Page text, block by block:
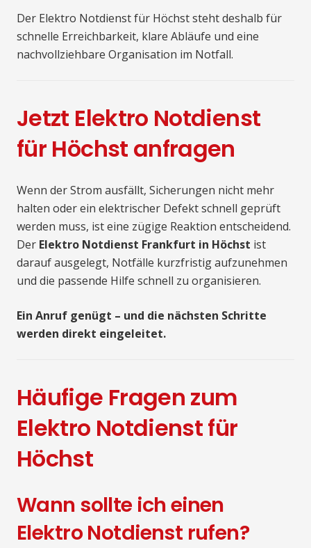
Der Elektro Notdienst für Höchst steht deshalb für
schnelle Erreichbarkeit, klare Abläufe und eine
nachvollziehbare Organisation im Notfall.
Jetzt Elektro Notdienst
für Höchst anfragen
Wenn der Strom ausfällt, Sicherungen nicht mehr
halten oder ein elektrischer Defekt schnell geprüft
werden muss, ist eine zügige Reaktion entscheidend.
Der Elektro Notdienst Frankfurt in Höchst ist
darauf ausgelegt, Notfälle kurzfristig aufzunehmen
und die passende Hilfe schnell zu organisieren.
Ein Anruf genügt – und die nächsten Schritte
werden direkt eingeleitet.
Häufige Fragen zum
Elektro Notdienst für
Höchst
Wann sollte ich einen
Elektro Notdienst rufen?